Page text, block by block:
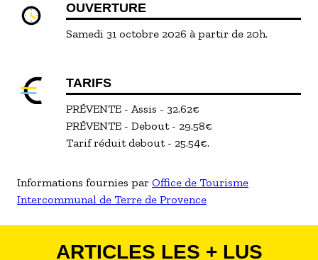
OUVERTURE
Samedi 31 octobre 2026 à partir de 20h.
TARIFS
PRÉVENTE - Assis - 32.62€
PRÉVENTE - Debout - 29.58€
Tarif réduit debout - 25.54€.
Informations fournies par Office de Tourisme
Intercommunal de Terre de Provence
ARTICLES LES + LUS